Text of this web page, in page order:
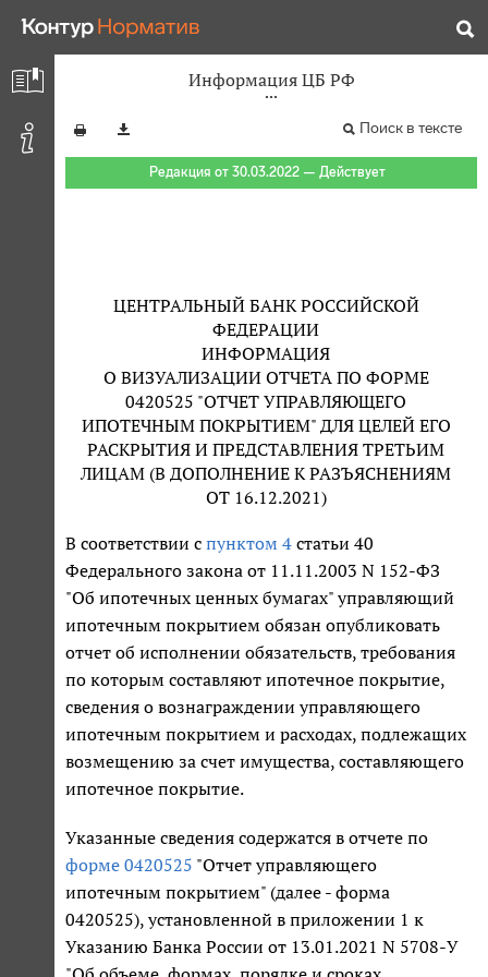
Информация ЦБ РФ
Поиск в тексте
Редакция от 30.03.2022 — Действует
ЦЕНТРАЛЬНЫЙ БАНК РОССИЙСКОЙ
ФЕДЕРАЦИИ
ИНФОРМАЦИЯ
О ВИЗУАЛИЗАЦИИ ОТЧЕТА ПО ФОРМЕ
0420525 "ОТЧЕТ УПРАВЛЯЮЩЕГО
ИПОТЕЧНЫМ ПОКРЫТИЕМ" ДЛЯ ЦЕЛЕЙ ЕГО
РАСКРЫТИЯ И ПРЕДСТАВЛЕНИЯ ТРЕТЬИМ
ЛИЦАМ (В ДОПОЛНЕНИЕ К РАЗЪЯСНЕНИЯМ
ОТ 16.12.2021)
В соответствии с пунктом 4 статьи 40
Федерального закона от 11.11.2003 N 152-ФЗ
"Об ипотечных ценных бумагах" управляющий
ипотечным покрытием обязан опубликовать
отчет об исполнении обязательств, требования
по которым составляют ипотечное покрытие,
сведения о вознаграждении управляющего
ипотечным покрытием и расходах, подлежащих
возмещению за счет имущества, составляющего
ипотечное покрытие.
Указанные сведения содержатся в отчете по
форме 0420525 "Отчет управляющего
ипотечным покрытием" (далее - форма
0420525), установленной в приложении 1 к
Указанию Банка России от 13.01.2021 N 5708-У